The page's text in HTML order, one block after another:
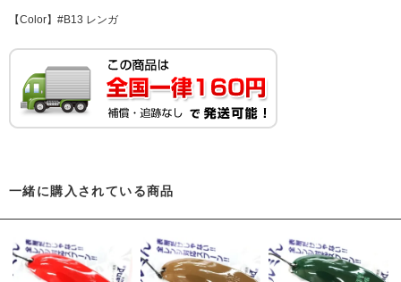
【Color】#B13 レンガ
一緒に購入されている商品